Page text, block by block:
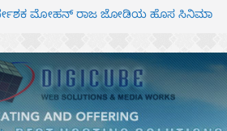
ಮಿತ್ರ ಅಭಿನಯದ “ಮಹಾನ್” ಫಸ್ಟ್ ಲುಕ್
ಕಿಟ್ಟಿ – ಮೇಘನಾರಾಜ್ ಅಭಿನಯದ “ಅಮರ್ಥ” ಚಿತ್ರ
ಅಜೇಯಂ” ಹಾಡಿದ ದೃಶ್ಯ ವೈಭವ
ಶಿವಣ್ಣ ಅಭಿನಯದ ‘ಬಾಸ್’ ಚಿತ್ರ ತೆರೆಗೆ